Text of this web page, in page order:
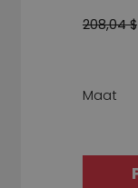
208,04 $
Maat